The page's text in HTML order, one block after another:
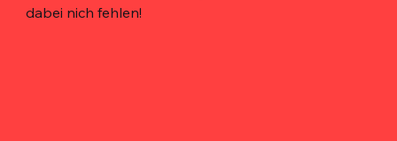
dabei nich fehlen!